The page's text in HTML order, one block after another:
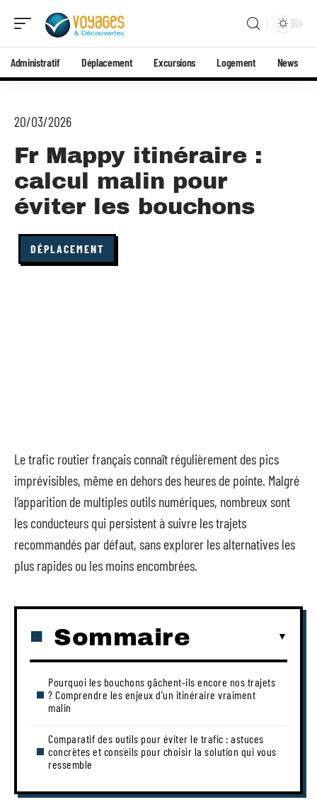
Administratif Déplacement Excursions Logement News
20/03/2026
Fr Mappy itinéraire :
calcul malin pour
éviter les bouchons
DÉPLACEMENT
Le trafic routier français connaît régulièrement des pics
imprévisibles, même en dehors des heures de pointe. Malgré
l’apparition de multiples outils numériques, nombreux sont
les conducteurs qui persistent à suivre les trajets
recommandés par défaut, sans explorer les alternatives les
plus rapides ou les moins encombrées.
Sommaire
Pourquoi les bouchons gâchent-ils encore nos trajets
? Comprendre les enjeux d’un itinéraire vraiment
malin
Comparatif des outils pour éviter le trafic : astuces
concrètes et conseils pour choisir la solution qui vous
ressemble